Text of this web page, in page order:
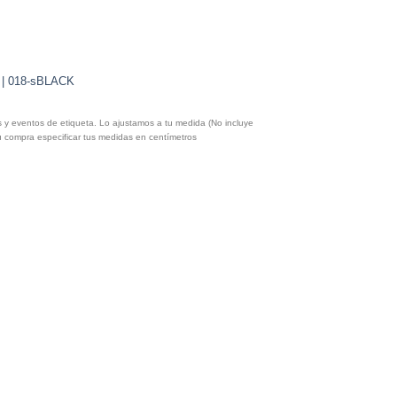
018-sBLACK
eventos de etiqueta. Lo ajustamos a tu medida (No incluye
especificar tus medidas en centímetros